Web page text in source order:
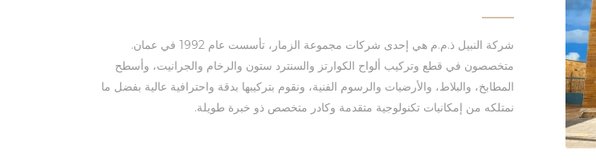
شركة النبيل ذ.م.م هي إحدى شركات مجموعة الزمار، تأسست عام 1992 في عمان.
متخصصون في قطع وتركيب ألواح الكوارتز والسنترد ستون والرخام والجرانيت، وأسطح
المطابخ، والبلاط، والأرضيات والرسوم الفنية، ونقوم بتركيبها بدقة واحترافية عالية بفضل ما
نمتلكه من إمكانيات تكنولوجية متقدمة وكادر متخصص ذو خبرة طويلة.